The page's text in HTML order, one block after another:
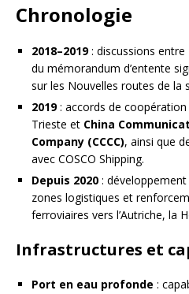
Chronologie
2018–2019: discussions entre
du mémorandum d’entente
sur les Nouvelles routes de la
2019: accords de coopération
Trieste et China
Company (CCCC), ainsi que
avec COSCO Shipping.
Depuis 2020 :
zones logistiques et
ferroviaires vers l’Autriche, la
Infrastructures et
Port en eau profonde :